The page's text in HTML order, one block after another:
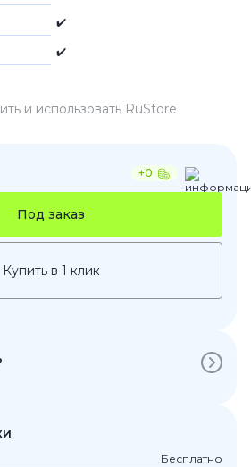
✔️
✔️
и использовать RuStore
+0
Под заказ
Купить в 1 клик
Бесплатно